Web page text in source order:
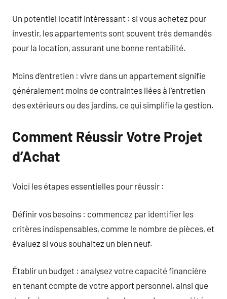
Un potentiel locatif intéressant : si vous achetez pour
investir, les appartements sont souvent très demandés
pour la location, assurant une bonne rentabilité.
Moins d’entretien : vivre dans un appartement signifie
généralement moins de contraintes liées à l’entretien
des extérieurs ou des jardins, ce qui simplifie la gestion.
Comment Réussir Votre Projet
d’Achat
Voici les étapes essentielles pour réussir :
Définir vos besoins : commencez par identifier les
critères indispensables, comme le nombre de pièces, et
évaluez si vous souhaitez un bien neuf.
Établir un budget : analysez votre capacité financière
en tenant compte de votre apport personnel, ainsi que